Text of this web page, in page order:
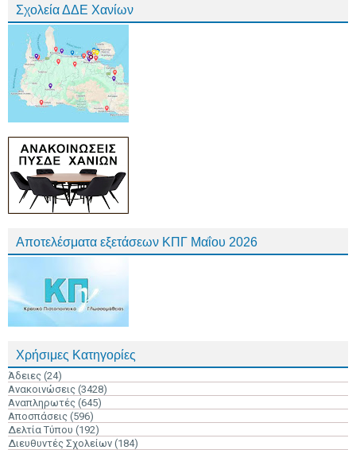
Σχολεία ΔΔΕ Χανίων
Αποτελέσματα εξετάσεων ΚΠΓ Μαΐου 2026
Χρήσιμες Κατηγορίες
Άδειες (24)
Ανακοινώσεις (3428)
Αναπληρωτές (645)
Αποσπάσεις (596)
Δελτία Τύπου (192)
Διευθυντές Σχολείων (184)